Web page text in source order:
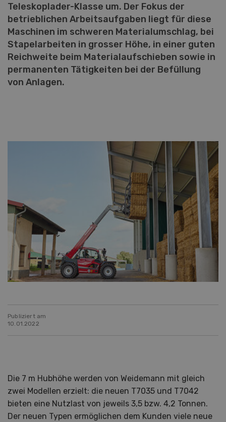
Teleskoplader-Klasse um. Der Fokus der
betrieblichen Arbeitsaufgaben liegt für diese
Maschinen im schweren Materialumschlag, bei
Stapelarbeiten in grosser Höhe, in einer guten
Reichweite beim Materialaufschieben sowie in
permanenten Tätigkeiten bei der Befüllung
von Anlagen.
Publiziert am
10.01.2022
Die 7 m Hubhöhe werden von Weidemann mit gleich
zwei Modellen erzielt: die neuen T7035 und T7042
bieten eine Nutzlast von jeweils 3,5 bzw. 4,2 Tonnen.
Der neuen Typen ermöglichen dem Kunden viele neue